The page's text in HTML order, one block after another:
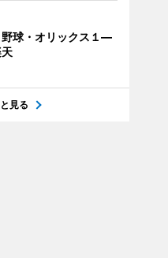
野球・オリックス１―
見る